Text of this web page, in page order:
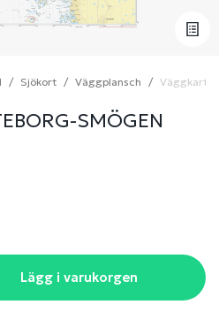
Sjökort Väggplansch Väggkarta
SMÖGEN
Lägg i varukorgen